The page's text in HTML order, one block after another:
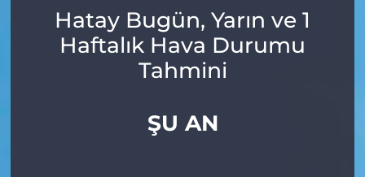
Hatay Bugün, Yarın ve 1
Haftalık Hava Durumu
Tahmini
ŞU AN
ÖZEL HABER
Son Dakika Haberleri